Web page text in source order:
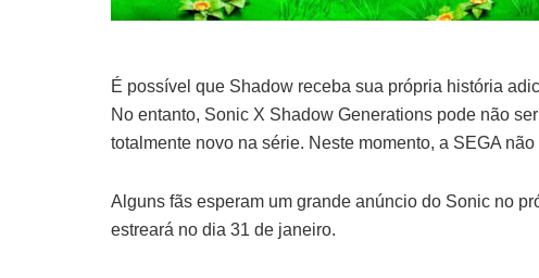
É possível que Shadow receba sua própria história
No entanto, Sonic X Shadow Generations pode não
totalmente novo na série. Neste momento, a SEGA
Alguns fãs esperam um grande anúncio do Sonic no
estreará no dia 31 de janeiro.